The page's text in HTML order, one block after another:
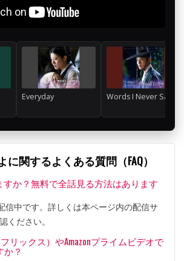
Everyday Words I Never Said
関するよくある質問（FAQ）
すか？無料で全話見る方法はあります
信中です。詳しくは本ページ内の配信サ
ください。
リックス）やAmazonプライムビデオで
か？